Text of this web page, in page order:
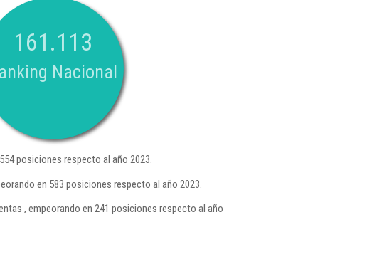
161.113
Nacional
posiciones respecto al año 2023.
en 583 posiciones respecto al año 2023.
, empeorando en 241 posiciones respecto al año